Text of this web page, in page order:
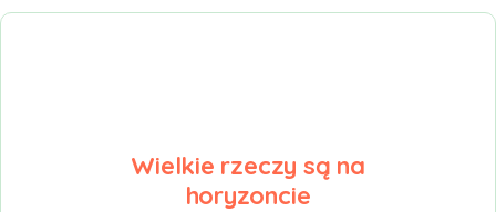
Wielkie rzeczy są na
horyzoncie